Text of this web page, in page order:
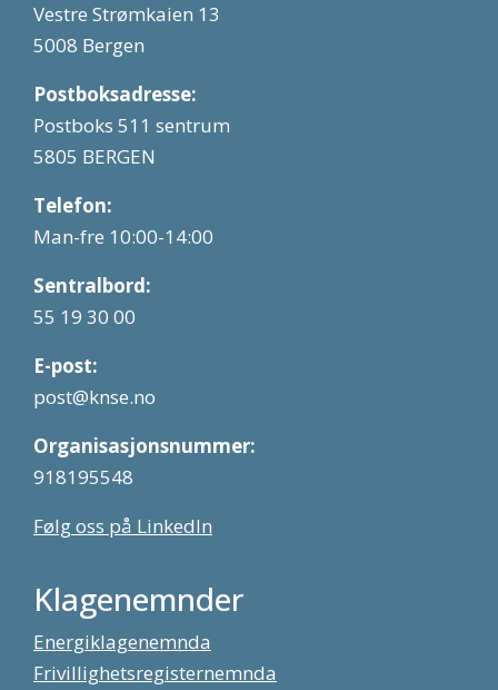
Vestre Strømkaien 13
5008 Bergen
Postboksadresse:
Postboks 511 sentrum
5805 BERGEN
Telefon:
Man-fre 10:00-14:00
Sentralbord:
55 19 30 00
E-post:
post@knse.no
Organisasjonsnummer:
918195548
Følg oss på LinkedIn
Klagenemnder
Energiklagenemnda
Frivillighetsregisternemnda